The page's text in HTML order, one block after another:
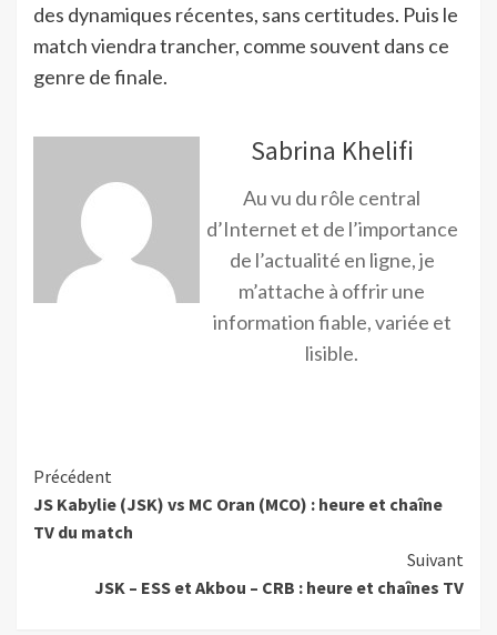
des dynamiques récentes, sans certitudes. Puis le
match viendra trancher, comme souvent dans ce
genre de finale.
Sabrina Khelifi
Au vu du rôle central
d’Internet et de l’importance
de l’actualité en ligne, je
m’attache à offrir une
information fiable, variée et
lisible.
Précédent
JS Kabylie (JSK) vs MC Oran (MCO) : heure et chaîne
TV du match
Suivant
JSK – ESS et Akbou – CRB : heure et chaînes TV